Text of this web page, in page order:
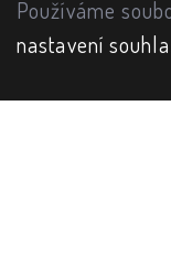
Používáme
nastavení